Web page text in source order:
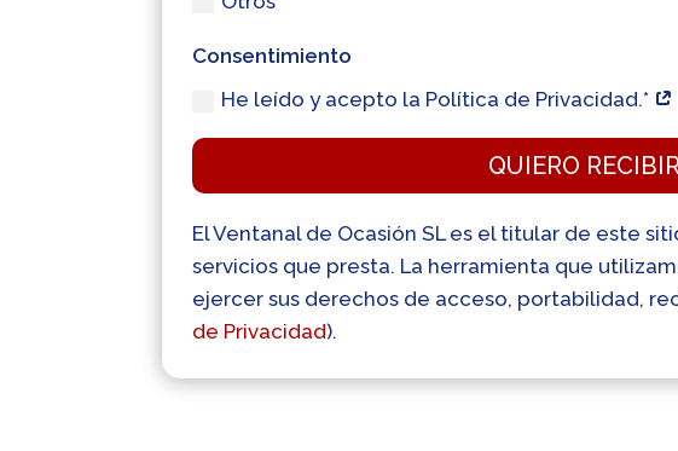
Consentimiento
He leído y acepto la Política de Privacidad.*
QUIERO
El Ventanal de Ocasión SL es el titular de este
servicios que presta. La herramienta que
ejercer sus derechos de acceso, portabilidad,
de Privacidad).